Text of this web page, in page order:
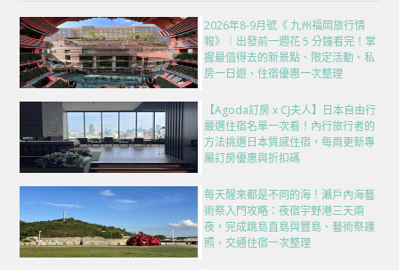
2026年8-9月號《 九州福岡旅行情
報》｜出發前一週花 5 分鐘看完！掌
握最值得去的新景點、限定活動、私
房一日遊、住宿優惠一次整理
【Agoda訂房 x CJ夫人】日本自由行
嚴選住宿名單一次看！內行旅行者的
方法挑選日本質感住宿，每周更新專
屬訂房優惠與折扣碼
每天醒來都是不同的海！瀨戶內海藝
術祭入門攻略：夜宿宇野港三天兩
夜，完成跳島直島與豐島、藝術祭護
照、交通住宿一次整理